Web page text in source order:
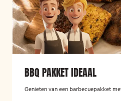
BBQ PAKKET IDEAAL
Genieten van een barbecuepakket